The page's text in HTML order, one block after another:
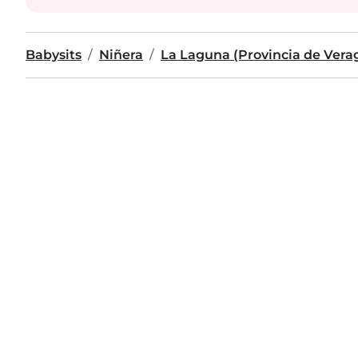
Babysits Niñera La Laguna (Provincia de